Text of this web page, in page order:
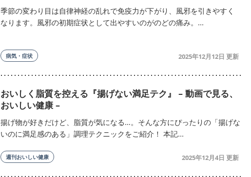
季節の変わり目は自律神経の乱れで免疫力が下がり、風邪を引きやすく
なります。風邪の初期症状として出やすいのがのどの痛み。...
病気・症状 2025年12月12日
おいしく脂質を控える『揚げない満足テク』 – 動画で見る、
おいしい健康 –
揚げ物が好きだけど、脂質が気になる…。そんな方にぴったりの「揚げな
いのに満足感のある」調理テクニックをご紹介！ 本記...
週刊おいしい健康 2025年12月4日